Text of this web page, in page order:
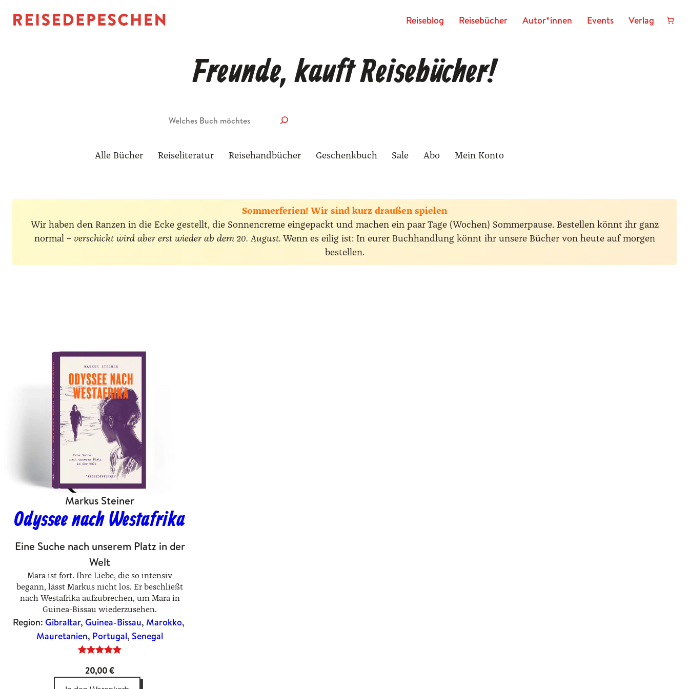
Rei­se­blog Reisebücher Autor*innen Events Verlag
Freunde, kauft Reisebücher!
Alle Bücher Reiseliteratur Reisehandbücher Geschenkbuch Sale Abo Mein Konto
Sommerferien! Wir sind kurz draußen spielen
Wir haben den Ranzen in die Ecke gestellt, die Sonnencreme eingepackt und machen ein paar Tage (Wochen) Sommerpause. Bestellen könnt ihr ganz
normal – verschickt wird aber erst wieder ab dem 20. August. Wenn es eilig ist: In eurer Buchhandlung könnt ihr unsere Bücher von heute auf morgen
bestellen.
Markus Steiner
Odyssee nach Westafrika
Eine Suche nach unserem Platz in der
Welt
Mara ist fort. Ihre Liebe, die so intensiv
begann, lässt Markus nicht los. Er beschließt
nach Westafrika aufzubrechen, um Mara in
Guinea-Bissau wiederzusehen.
Region:Gibraltar, Guinea-Bissau, Marokko
Mauretanien, Portugal, Senegal
mit5.00
von 5,
20,00€